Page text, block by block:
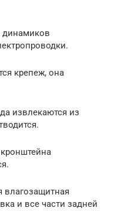
динамиков
крепеж, она
извлекаются из
влагозащитная
и все части задней